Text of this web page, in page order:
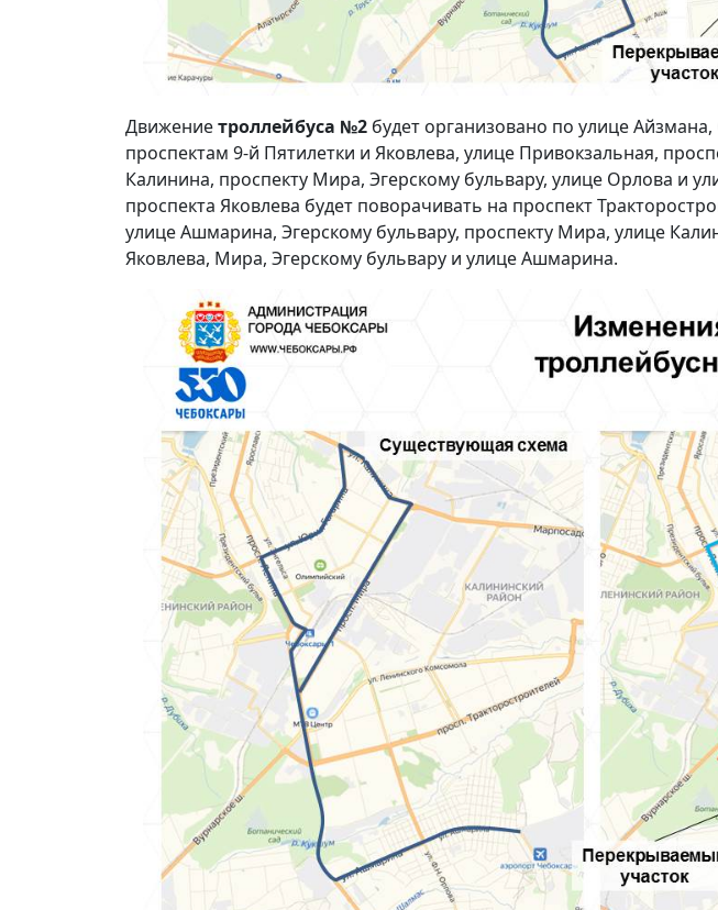
Движениетроллейбуса №2 будет организовано по улице
проспектам 9-й Пятилетки и Яковлева, улице Привокзальная,
Калинина, проспекту Мира, Эгерскому бульвару, улице Орлова и
проспекта Яковлева будет поворачивать на проспект
улице Ашмарина, Эгерскому бульвару, проспекту Мира, улице
Яковлева, Мира, Эгерскому бульвару и улице Ашмарина.